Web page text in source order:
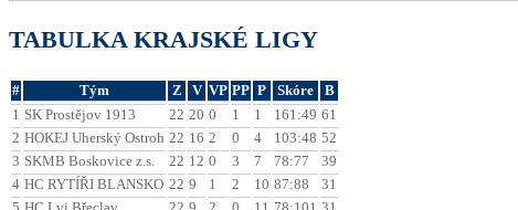
TABULKA KRAJSKÉ LIGY
# Tým Z V VP PP P Skóre
B
1 SK Prostějov 1913 22 20 0 1 1 161:49 61
2 HOKEJ Uherský Ostroh 22 16 2 0 4 103:48 52
3 SKMB Boskovice z.s. 22 12 0 3 7 78:77
39
4 HC RYTÍŘI BLANSKO 22 9 1 2 10 87:88
31